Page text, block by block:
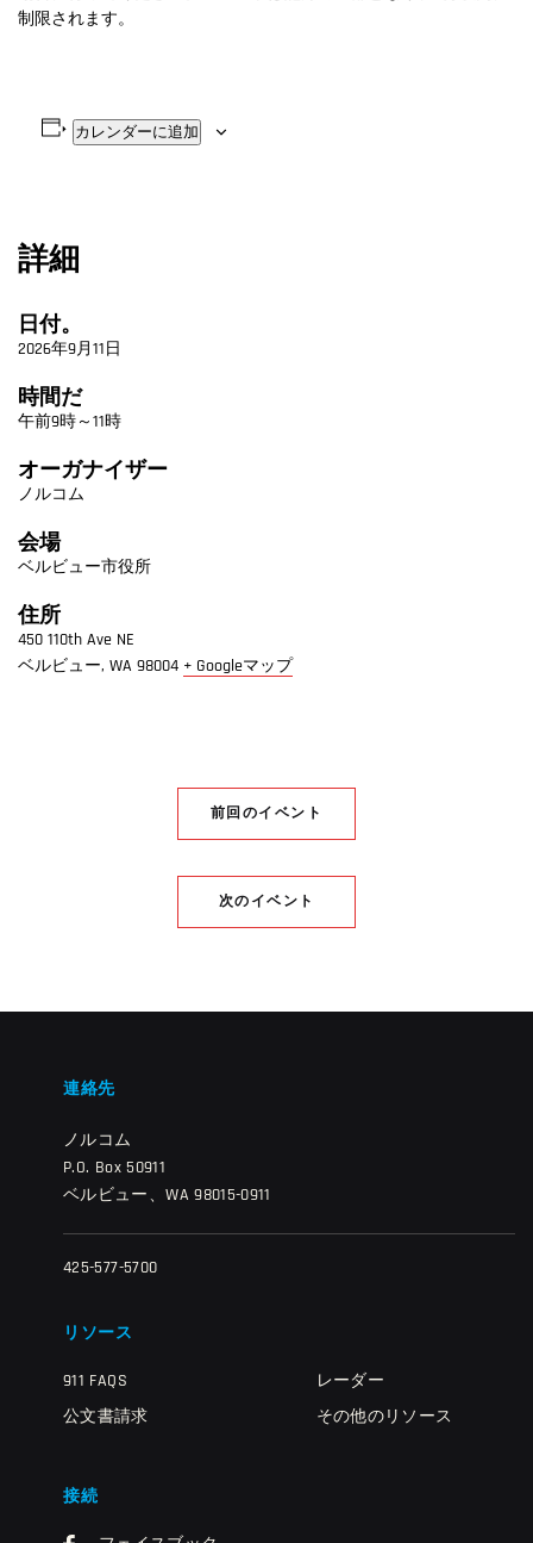
制限されます。
カレンダーに追加
詳細
日付。
2026年9月11日
時間だ
午前9時～11時
オーガナイザー
ノルコム
会場
ベルビュー市役所
住所
450 110th Ave NE
ベルビュー, WA 98004 + Googleマップ
前回のイベント
次のイベント
連絡先
ノルコム
P.O. Box 50911
ベルビュー、WA 98015-0911
425-577-5700
リソース
911 FAQS
公文書請求
レーダー
その他のリソース
接続